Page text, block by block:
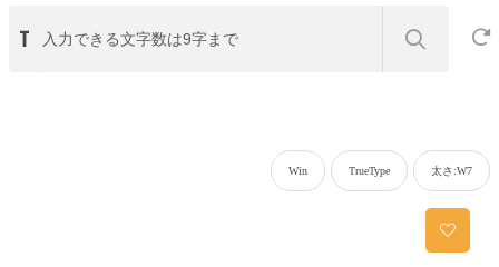
Win TrueType 太さ:W7